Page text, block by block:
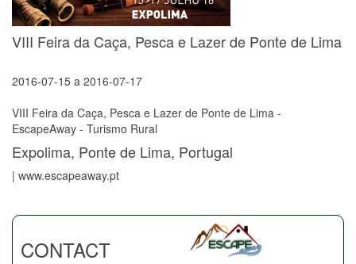
VIII Feira da Caça, Pesca e Lazer de Ponte de Lima
2016-07-15 a 2016-07-17
VIII Feira da Caça, Pesca e Lazer de Ponte de Lima -
EscapeAway - Turismo Rural
Expolima, Ponte de Lima, Portugal
| www.escapeaway.pt
CONTACT